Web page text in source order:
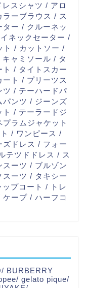
スシャツ / アロ
ーブラウス / ス
ー / クルーネッ
ネックセーター /
ト / カットソー /
ャミソール / タ
/ タイトスカー
ート / プリーツス
ツ / テーハードパ
パンツ / ジーンズ
/ テーラードジ
ラムジャケット
/ ワンピース /
ズドレス / フォー
テツドドレス / ス
ーツ / ブルゾン
ーツ / タキシー
プコート / トレ
ープ / ハーフコ
BURBERRY
gelato pique/